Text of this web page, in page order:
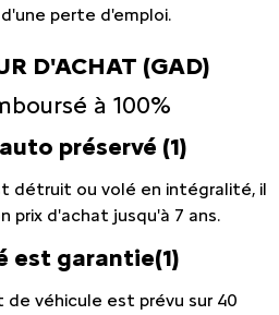
perte d'emploi.
D'ACHAT (GAD)
à 100%
préservé (1)
détruit ou volé en intégralité, il
prix d'achat jusqu'à 7 ans.
est garantie(1)
de véhicule est prévu sur 40